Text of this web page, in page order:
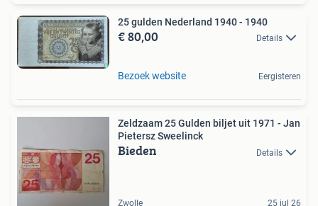
25 gulden Nederland 1940 - 1940
€ 80,00 Details
Bezoek website Eergisteren
Zeldzaam 25 Gulden biljet uit 1971 - Jan
Pietersz Sweelinck
Bieden Details
Zwolle 25 jul 26